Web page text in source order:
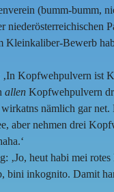
(bumm-bumm,
niederösterreichischen
Kleinkaliber-Bewerb
‚In Kopfwehpulvern ist
allen Kopfwehpulvern
nämlich gar net.
aber nehmen drei
‚Jo, heut habi mei
bini inkognito. Damit